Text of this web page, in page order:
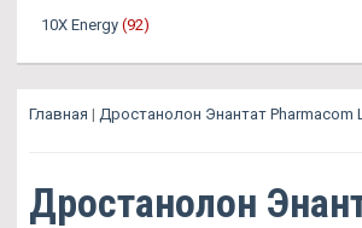
10X Energy (92)
Главная | Дростанолон Энантат Pharmacom
Дростанолон